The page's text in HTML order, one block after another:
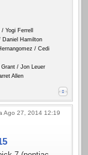
Yogi Ferrell
Daniel Hamilton
/ Cedi
/ Jon Leuer
Allen
Ago 27, 2014 12:19